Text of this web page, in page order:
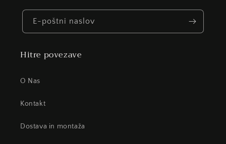
E-poštni naslov
Hitre povezave
O Nas
Kontakt
Dostava in montaža